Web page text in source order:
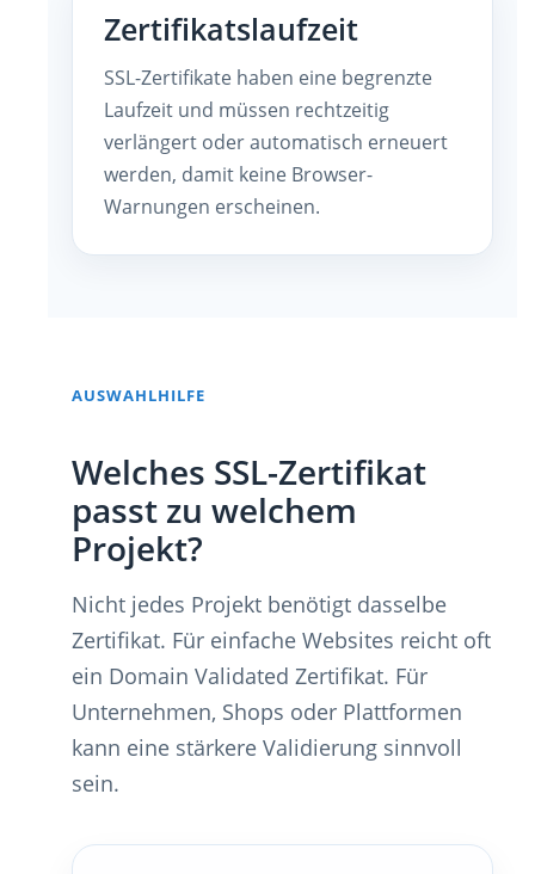
Zertifikatslaufzeit
SSL-Zertifikate haben eine begrenzte
Laufzeit und müssen rechtzeitig
verlängert oder automatisch erneuert
werden, damit keine Browser-
Warnungen erscheinen.
AUSWAHLHILFE
Welches SSL-Zertifikat
passt zu welchem
Projekt?
Nicht jedes Projekt benötigt dasselbe
Zertifikat. Für einfache Websites reicht oft
ein Domain Validated Zertifikat. Für
Unternehmen, Shops oder Plattformen
kann eine stärkere Validierung sinnvoll
sein.